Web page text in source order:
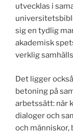
utvecklas i
sig en tydlig
akademisk
verklig
Det ligger
betoning på
arbetssätt: när
dialoger och
och människor,